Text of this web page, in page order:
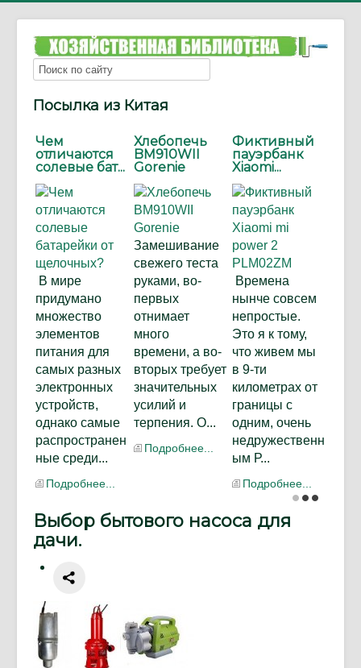
Посылка из Китая
Чем
отличаются
солевые бат...
В мире
придумано
множество
элементов
питания для
самых разных
электронных
устройств,
однако самые
распространен
ные среди...
Подробнее...
Хлебопечь
BM910WII
Gorenie
Замешивание
свежего теста
руками, во-
первых
отнимает
много
времени, а во-
вторых требует
значительных
усилий и
терпения. О...
Подробнее...
Фиктивный
пауэрбанк
Xiaomi...
Времена
нынче совсем
непростые.
Это я к тому,
что живем мы
в 9-ти
километрах от
границы с
одним, очень
недружественн
ым Р...
Подробнее...
Выбор бытового насоса для
дачи.